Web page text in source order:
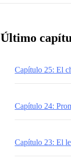
Último
Capítulo 25: El
Capítulo 24:
Capítulo 23: El